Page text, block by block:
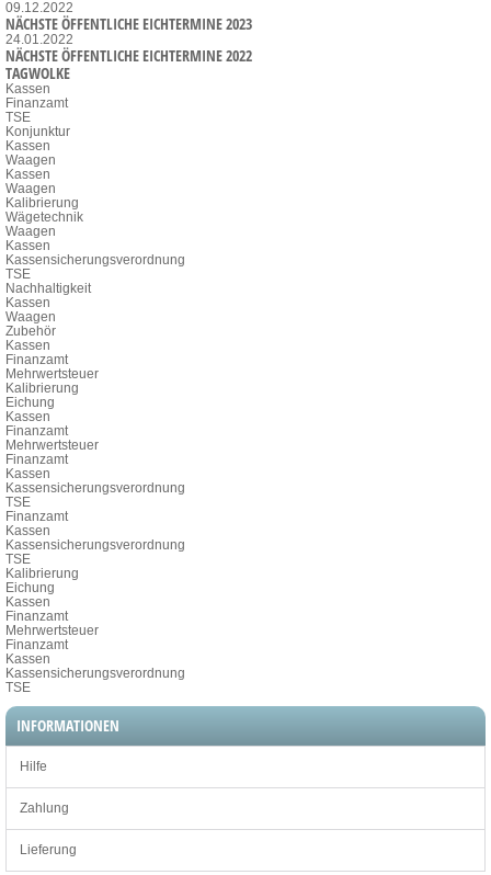
09.12.2022
NÄCHSTE ÖFFENTLICHE EICHTERMINE 2023
24.01.2022
NÄCHSTE ÖFFENTLICHE EICHTERMINE 2022
TAGWOLKE
Kassen
Finanzamt
TSE
Konjunktur
Kassen
Waagen
Kassen
Waagen
Kalibrierung
Wägetechnik
Waagen
Kassen
Kassensicherungsverordnung
TSE
Nachhaltigkeit
Kassen
Waagen
Zubehör
Kassen
Finanzamt
Mehrwertsteuer
Kalibrierung
Eichung
Kassen
Finanzamt
Mehrwertsteuer
Finanzamt
Kassen
Kassensicherungsverordnung
TSE
Finanzamt
Kassen
Kassensicherungsverordnung
TSE
Kalibrierung
Eichung
Kassen
Finanzamt
Mehrwertsteuer
Finanzamt
Kassen
Kassensicherungsverordnung
TSE
INFORMATIONEN
Hilfe
Zahlung
Lieferung